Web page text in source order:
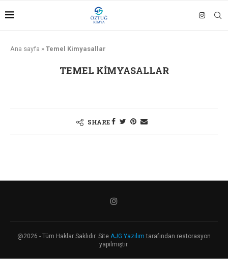
Ana sayfa » Temel Kimyasallar
TEMEL KIMYASALLAR
SHARE
@2026 - Tüm Haklar Saklıdır. Site AJG Yazılım tarafından restorasyon
yapılmıştır.